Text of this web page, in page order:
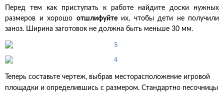
Перед тем как приступать к работе найдите доски нужных
размеров и хорошо отшлифуйтеих, чтобы дети не получили
заноз. Ширина заготовок не должна быть меньше 30 мм.
Теперь составьте чертеж, выбрав месторасположение игровой
площадки и определившись с размером. Стандартно песочницы